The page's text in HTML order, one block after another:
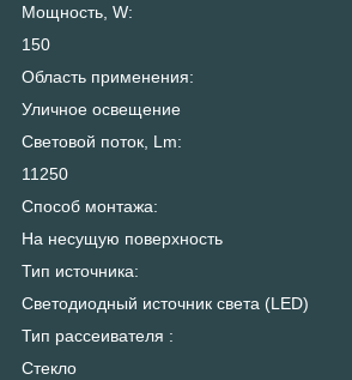
Мощность, W:
150
Область применения:
Уличное освещение
Световой поток, Lm:
11250
Способ монтажа:
На несущую поверхность
Тип источника:
Светодиодный источник света (LED)
Тип рассеивателя :
Стекло